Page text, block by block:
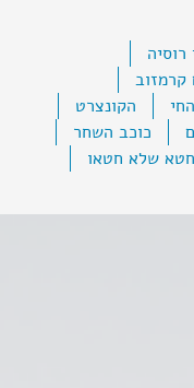
רוסיה
קרמזוב
הקונצרט
כוכב השחר
שלא חטאו